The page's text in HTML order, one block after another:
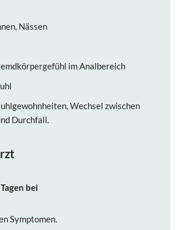
Nässen
im Analbereich
Wechsel zwischen
Durchfall.
bei
Symptomen.